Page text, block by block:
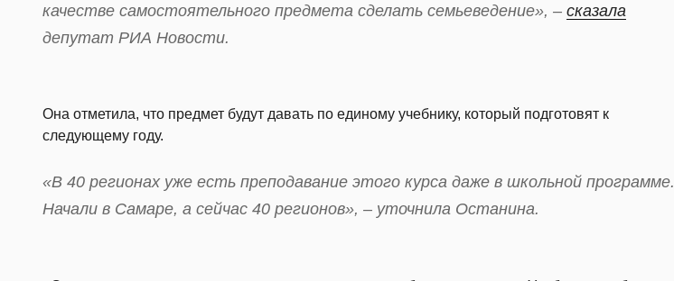
качестве самостоятельного предмета сделать семьеведение», – сказала
депутат РИА Новости.
Она отметила, что предмет будут давать по единому учебнику, который подготовят к
следующему году.
«В 40 регионах уже есть преподавание этого курса даже в школьной программе.
Начали в Самаре, а сейчас 40 регионов», – уточнила Останина.